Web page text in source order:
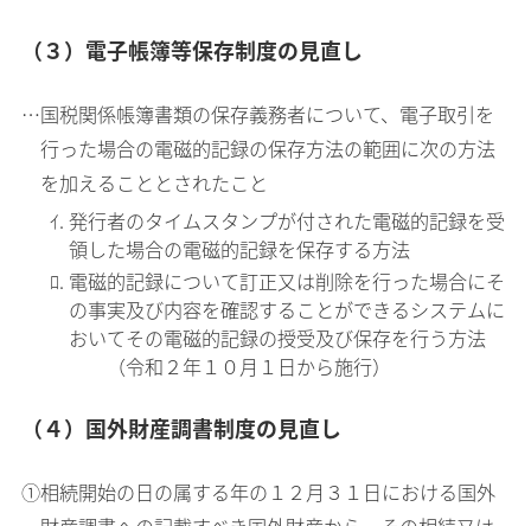
（３）電子帳簿等保存制度の見直し
…国税関係帳簿書類の保存義務者について、電子取引を
行った場合の電磁的記録の保存方法の範囲に次の方法
を加えることとされたこと
ｲ. 発行者のタイムスタンプが付された電磁的記録を受
領した場合の電磁的記録を保存する方法
ﾛ. 電磁的記録について訂正又は削除を行った場合にそ
の事実及び内容を確認することができるシステムに
おいてその電磁的記録の授受及び保存を行う方法
（令和２年１０月１日から施行）
（４）国外財産調書制度の見直し
①相続開始の日の属する年の１２月３１日における国外